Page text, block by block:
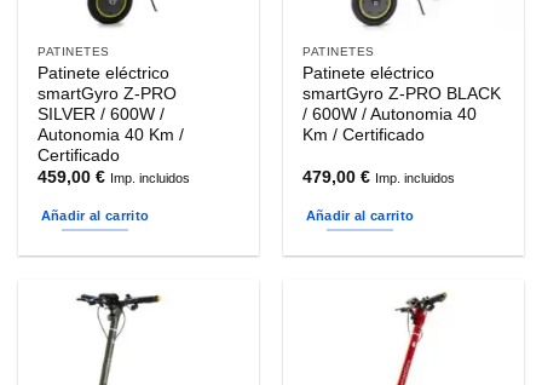
PATINETES
Patinete eléctrico
smartGyro Z-PRO
SILVER / 600W /
Autonomia 40 Km /
Certificado
459,00€ Imp. incluidos
Añadir al carrito
PATINETES
Patinete eléctrico
smartGyro Z-PRO BLACK
/ 600W / Autonomia 40
Km / Certificado
479,00€ Imp. incluidos
Añadir al carrito